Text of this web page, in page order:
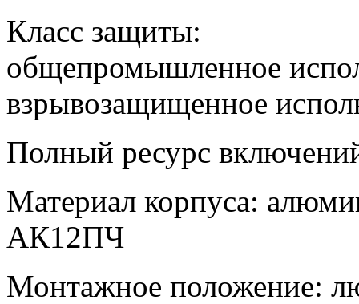
Класс защиты:
общепромышленное
взрывозащищенное
Полный ресурс
Материал корпуса:
АК12ПЧ
Монтажное положение: